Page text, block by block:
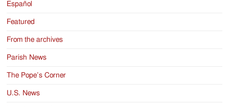
Español
Featured
From the archives
Parish News
The Pope’s Corner
U.S. News